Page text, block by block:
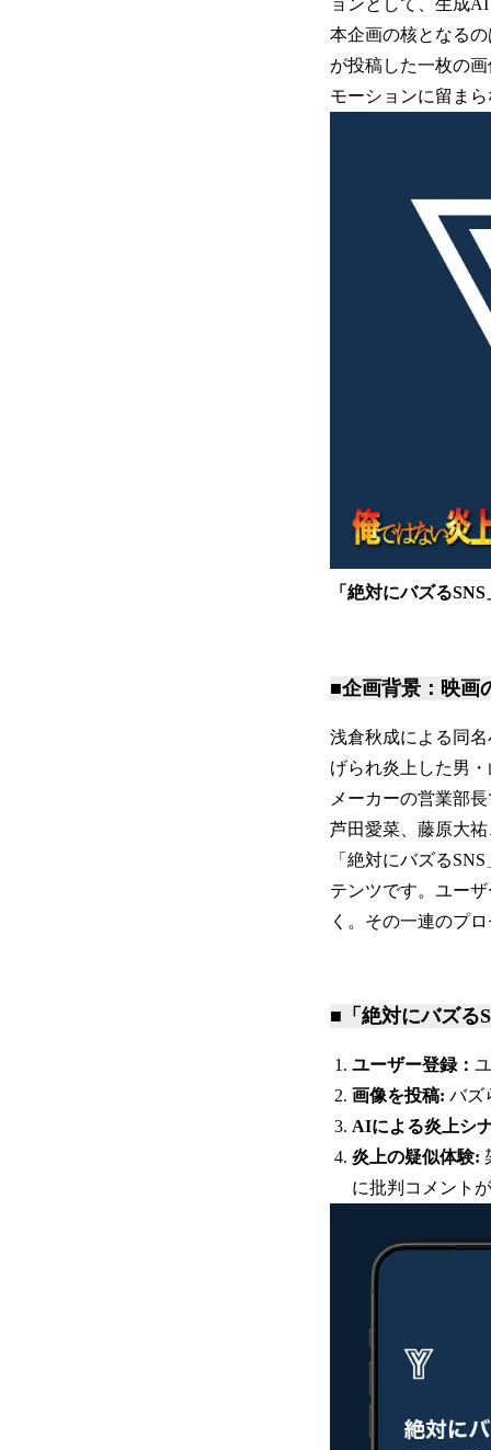
ョンとして、生成
本企画の核となる
が投稿した一枚の
モーションに留ま
「絶対にバズる
■企画背景：映画
浅倉秋成による同
げられ炎上した男
メーカーの営業部
芦田愛菜、藤原大
「絶対にバズる
テンツです。ユー
く。その一連のプ
■「絶対にバズる
ユーザー登録：
画像を投稿: バズ
AIによる炎上シ
炎上の疑似体験:
に批判コメント